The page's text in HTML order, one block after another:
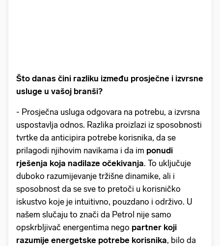
Što danas čini razliku između prosječne i izvrsne
usluge u vašoj branši?
- Prosječna usluga odgovara na potrebu, a izvrsna
uspostavlja odnos. Razlika proizlazi iz sposobnosti
tvrtke da anticipira potrebe korisnika, da se
prilagodi njihovim navikama i da im ponudi
rješenja koja nadilaze očekivanja. To uključuje
duboko razumijevanje tržišne dinamike, ali i
sposobnost da se sve to pretoči u korisničko
iskustvo koje je intuitivno, pouzdano i održivo. U
našem slučaju to znači da Petrol nije samo
opskrbljivač energentima nego partner koji
razumije energetske potrebe korisnika, bilo da